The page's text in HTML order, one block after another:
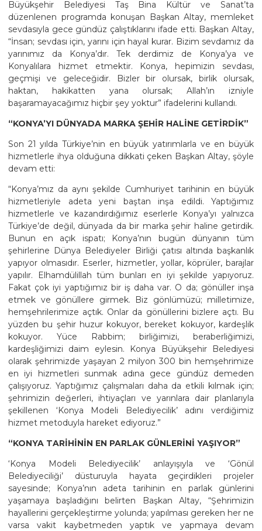
Büyükşehir Belediyesi Taş Bina Kültür ve Sanat’ta
düzenlenen programda konuşan Başkan Altay, memleket
sevdasıyla gece gündüz çalıştıklarını ifade etti. Başkan Altay,
“İnsan; sevdası için, yarını için hayal kurar. Bizim sevdamız da
yarınımız da Konya’dır. Tek derdimiz de Konya’ya ve
Konyalılara hizmet etmektir. Konya, hepimizin sevdası,
geçmişi ve geleceğidir. Bizler bir olursak, birlik olursak,
haktan, hakikatten yana olursak; Allah’ın izniyle
başaramayacağımız hiçbir şey yoktur” ifadelerini kullandı.
“KONYA’YI DÜNYADA MARKA ŞEHİR HALİNE GETİRDİK”
Son 21 yılda Türkiye’nin en büyük yatırımlarla ve en büyük
hizmetlerle ihya olduğuna dikkati çeken Başkan Altay, şöyle
devam etti:
“Konya’mız da aynı şekilde Cumhuriyet tarihinin en büyük
hizmetleriyle adeta yeni baştan inşa edildi. Yaptığımız
hizmetlerle ve kazandırdığımız eserlerle Konya’yı yalnızca
Türkiye’de değil, dünyada da bir marka şehir haline getirdik.
Bunun en açık ispatı; Konya’nın bugün dünyanın tüm
şehirlerine Dünya Belediyeler Birliği çatısı altında başkanlık
yapıyor olmasıdır. Eserler, hizmetler, yollar, köprüler, barajlar
yapılır. Elhamdülillah tüm bunları en iyi şekilde yapıyoruz.
Fakat çok iyi yaptığımız bir iş daha var. O da; gönüller inşa
etmek ve gönüllere girmek. Biz gönlümüzü; milletimize,
hemşehrilerimize açtık. Onlar da gönüllerini bizlere açtı. Bu
yüzden bu şehir huzur kokuyor, bereket kokuyor, kardeşlik
kokuyor. Yüce Rabbim; birliğimizi, beraberliğimizi,
kardeşliğimizi daim eylesin. Konya Büyükşehir Belediyesi
olarak şehrimizde yaşayan 2 milyon 300 bin hemşehrimize
en iyi hizmetleri sunmak adına gece gündüz demeden
çalışıyoruz. Yaptığımız çalışmaları daha da etkili kılmak için;
şehrimizin değerleri, ihtiyaçları ve yarınlara dair planlarıyla
şekillenen ‘Konya Modeli Belediyecilik’ adını verdiğimiz
hizmet metoduyla hareket ediyoruz.”
“KONYA TARİHİNİN EN PARLAK GÜNLERİNİ YAŞIYOR”
‘Konya Modeli Belediyecilik’ anlayışıyla ve ‘Gönül
Belediyeciliği’ düsturuyla hayata geçirdikleri projeler
sayesinde; Konya’nın adeta tarihinin en parlak günlerini
yaşamaya başladığını belirten Başkan Altay, “Şehrimizin
hayallerini gerçekleştirme yolunda; yapılması gereken her ne
varsa vakit kaybetmeden yaptık ve yapmaya devam